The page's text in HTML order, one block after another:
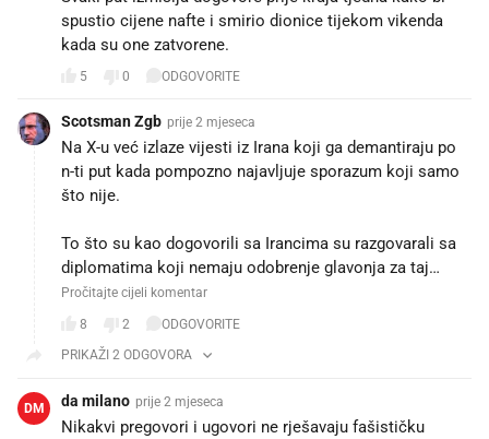
spustio cijene nafte i smirio dionice tijekom vikenda
kada su one zatvorene.
5 0 ODGOVORITE
Scotsman Zgb prije 2 mjeseca
Na X-u već izlaze vijesti iz Irana koji ga demantiraju po
n-ti put kada pompozno najavljuje sporazum koji samo
što nije.
To što su kao dogovorili sa Irancima su razgovarali sa
diplomatima koji nemaju odobrenje glavonja za taj…
Pročitajte cijeli komentar
8 2
ODGOVORITE
PRIKAŽI 2 ODGOVORA
DM da milano prije 2 mjeseca
Nikakvi pregovori i ugovori ne rješavaju fašističku